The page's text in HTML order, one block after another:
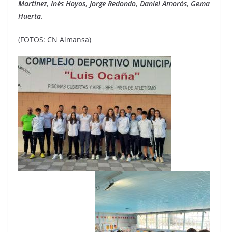
Martínez, Inés Hoyos, Jorge Redondo, Daniel Amorós, Gema
Huerta.
(FOTOS: CN Almansa)